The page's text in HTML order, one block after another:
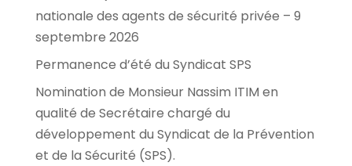
nationale des agents de sécurité privée – 9
septembre 2026
Permanence d’été du Syndicat SPS
Nomination de Monsieur Nassim ITIM en
qualité de Secrétaire chargé du
développement du Syndicat de la Prévention
et de la Sécurité (SPS).